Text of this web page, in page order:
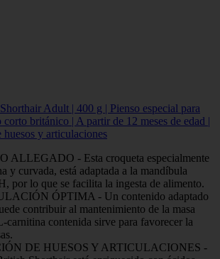
Adult | 400 g | Pienso especial para
corto británico | A partir de 12 meses de edad |
huesos y articulaciones
ALLEGADO - Esta croqueta especialmente
y curvada, está adaptada a la mandíbula
por lo que se facilita la ingesta de alimento.
ÓPTIMA - Un contenido adaptado
contribuir al mantenimiento de la masa
carnitina contenida sirve para favorecer la
DE HUESOS Y ARTICULACIONES -